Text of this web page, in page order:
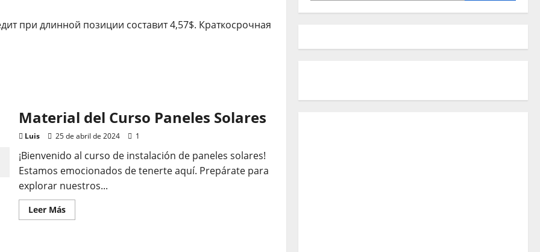
при длинной позиции составит 4,57$. Краткосрочная
Material del Curso Paneles Solares
Luis 25 de abril de 2024 1
¡Bienvenido al curso de instalación de paneles solares!
Estamos emocionados de tenerte aquí. Prepárate para
explorar nuestros...
Leer MásLeer
más